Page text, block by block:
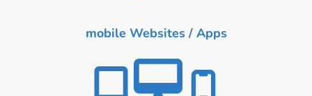
mobile Websites / Apps